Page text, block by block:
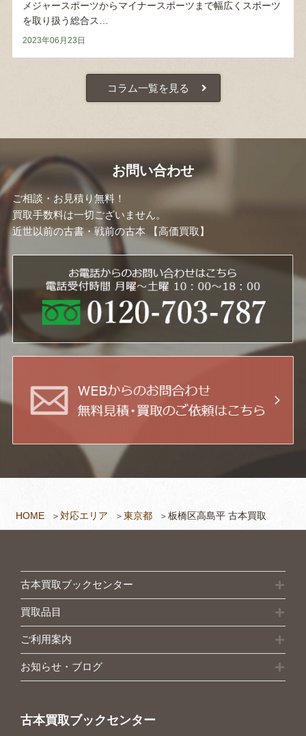
HOME 対応エリア 東京都 板橋区高島平 古本買取
メジャースポーツからマイナースポーツまで幅広くスポーツ
を取り扱う総合ス…
2023年06月23日
コラム一覧を見る
お問い合わせ
ご相談・お見積り無料！
買取手数料は一切ございません。
近世以前の古書・戦前の古本 【高価買取】
古本買取ブックセンター
買取品目
ご利用案内
お知らせ・ブログ
古本買取ブックセンター